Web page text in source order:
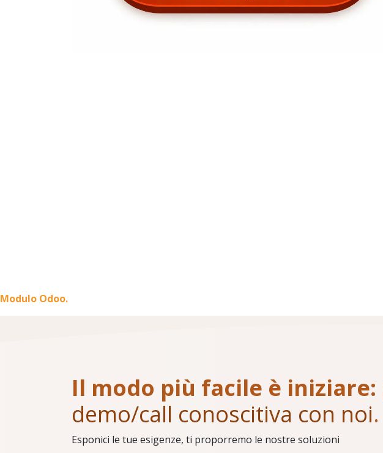
Modulo Odoo.
Il modo più facile è iniziare:
demo/call conoscitiva con noi.
Esponici le tue esigenze, ti proporremo le nostre soluzioni